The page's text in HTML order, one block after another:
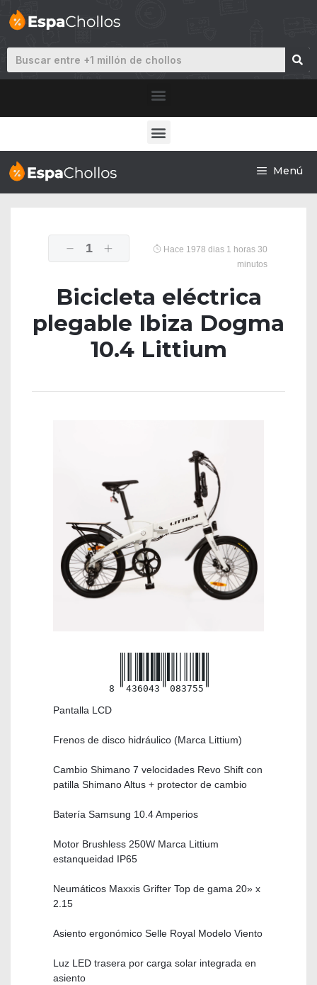
Menú
1
Hace 1978 dias 1 horas 30
minutos
Bicicleta eléctrica
plegable Ibiza Dogma
10.4 Littium
8 436043 083755
Pantalla LCD
Frenos de disco hidráulico (Marca Littium)
Cambio Shimano 7 velocidades Revo Shift con
patilla Shimano Altus + protector de cambio
Batería Samsung 10.4 Amperios
Motor Brushless 250W Marca Littium
estanqueidad IP65
Neumáticos Maxxis Grifter Top de gama 20» x
2.15
Asiento ergonómico Selle Royal Modelo Viento
Luz LED trasera por carga solar integrada en
asiento